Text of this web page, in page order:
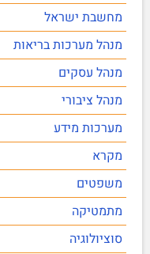
מחשבת ישראל
מנהל מערכות בריאות
מנהל עסקים
מנהל ציבורי
מערכות מידע
מקרא
משפטים
מתמטיקה
סוציולוגיה